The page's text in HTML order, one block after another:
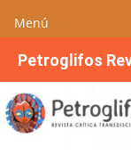
Petroglifos
Menú